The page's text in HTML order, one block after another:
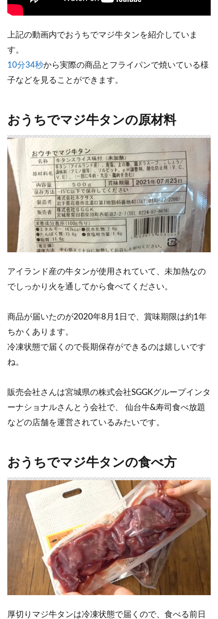
上記の動画内でおうちでマジ牛タンを紹介していま
す。
10分34秒から実際の商品とフライパンで焼いている様
子などを見ることができます。
おうちでマジ牛タンの原材料
アイランド産の牛タンが使用されていて、未加熱なの
でしっかり火を通してから食べてください。
商品が届いたのが2020年8月1日で、賞味期限は約1年
ちかくあります。
冷凍状態で届くので長期保存ができるのは嬉しいです
ね。
販売会社さんは宮城県の株式会社SGGKグループインタ
ーナショナルさんとう会社で、 仙台牛&寿司食べ放題
などの店舗を運営されているみたいです。
おうちでマジ牛タンの食べ方
厚切りマジ牛タンは冷凍状態で届くので、食べる前日